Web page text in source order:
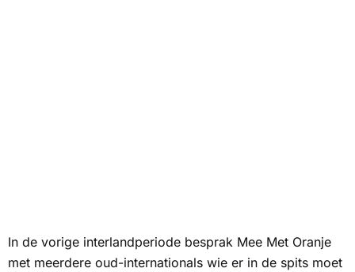
In de vorige interlandperiode besprak Mee Met Oranje
met meerdere oud-internationals wie er in de spits moet